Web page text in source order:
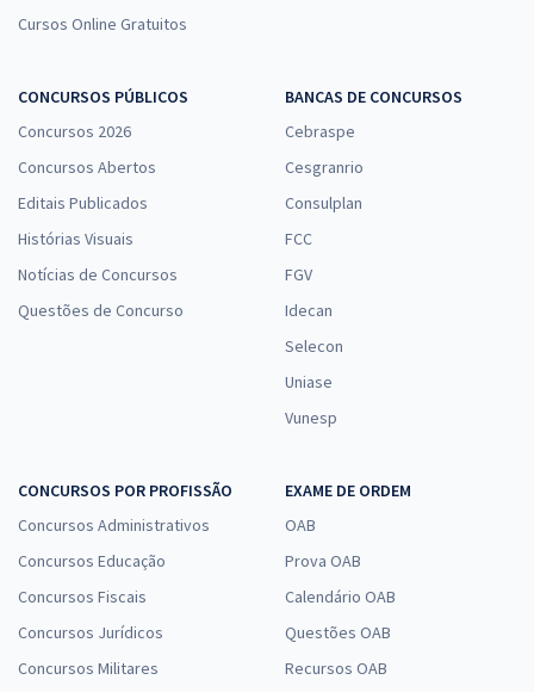
Cursos Online Gratuitos
CONCURSOS PÚBLICOS
Concursos 2026
Concursos Abertos
Editais Publicados
Histórias Visuais
Notícias de Concursos
Questões de Concurso
BANCAS DE CONCURSOS
Cebraspe
Cesgranrio
Consulplan
FCC
FGV
Idecan
Selecon
Uniase
Vunesp
CONCURSOS POR PROFISSÃO
Concursos Administrativos
Concursos Educação
Concursos Fiscais
Concursos Jurídicos
Concursos Militares
EXAME DE ORDEM
OAB
Prova OAB
Calendário OAB
Questões OAB
Recursos OAB